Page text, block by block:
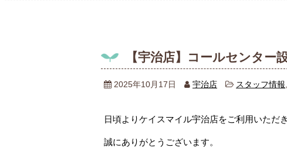
【宇治店】コールセンター
2025年10月17日 宇治店 スタッフ情報
日頃よりケイスマイル宇治店をご利用いただき
誠にありがとうございます。